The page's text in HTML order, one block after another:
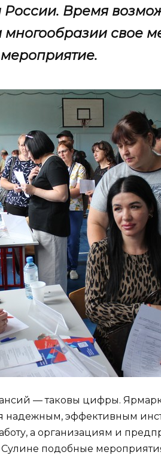
России. Время
многообразии свое
— таковы цифры.
надежным, эффективным
а организациям и
подобные